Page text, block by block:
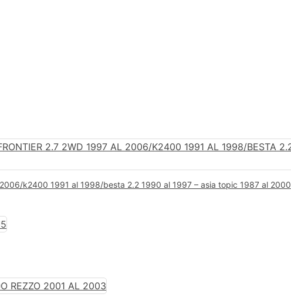
k2400 1991 al 1998/besta 2.2 1990 al 1997 – asia topic 1987 al 2000